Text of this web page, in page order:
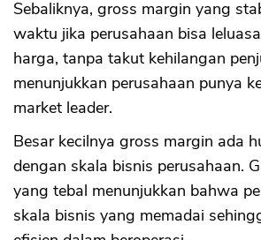
Sebaliknya, gross margin yang
waktu jika perusahaan bisa
harga, tanpa takut kehilangan
menunjukkan perusahaan punya
market leader.
Besar kecilnya gross margin ada
dengan skala bisnis perusahaan.
yang tebal menunjukkan bahwa
skala bisnis yang memadai